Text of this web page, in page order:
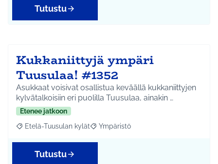
Tutustu
Kukkaniittyjä ympäri
Tuusulaa! #1352
Asukkaat voisivat osallistua keväällä kukkaniittyjen
kylvätalkoisiin eri puolilla Tuusulaa, ainakin …
Etenee jatkoon
Rajaa tulokset aihepiirin mukaan: Etelä-Tuusulan kylät
Etelä-Tuusulan kylät Rajaa tulokset teeman mukaan:
Ympäristö
Tutustu